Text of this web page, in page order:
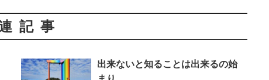
記事
出来ないと知ることは出来るの始